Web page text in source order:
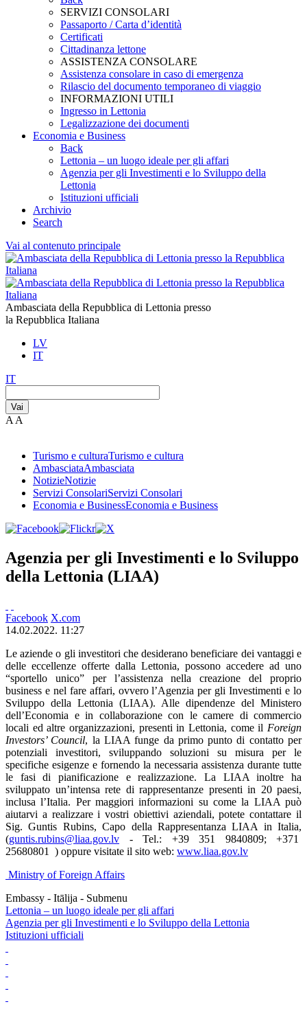
SERVIZI CONSOLARI
Passaporto / Carta d’identità
Certificati
Cittadinanza lettone
ASSISTENZA CONSOLARE
Assistenza consolare in caso di emergenza
Rilascio del documento temporaneo di viaggio
INFORMAZIONI UTILI
Ingresso in Lettonia
Legalizzazione dei documenti
Economia e Business
Back
Lettonia – un luogo ideale per gli affari
Agenzia per gli Investimenti e lo Sviluppo della
Lettonia
Istituzioni ufficiali
Archivio
Search
Vai al contenuto principale
Ambasciata della Repubblica di Lettonia presso
la Repubblica Italiana
LV
IT
IT
Vai
A A
Turismo e culturaTurismo e cultura
AmbasciataAmbasciata
NotizieNotizie
Servizi ConsolariServizi Consolari
Economia e BusinessEconomia e Business
Agenzia per gli Investimenti e lo Sviluppo
della Lettonia (LIAA)
Facebook X.com
14.02.2022. 11:27
Le aziende o gli investitori che desiderano beneficiare dei vantaggi e
delle eccellenze offerte dalla Lettonia, possono accedere ad uno
“sportello unico” per l’assistenza nella creazione del proprio
business e nel fare affari, ovvero l’Agenzia per gli Investimenti e lo
Sviluppo della Lettonia (LIAA). Alle dipendenze del Ministero
dell’Economia e in collaborazione con le camere di commercio
locali ed altre organizzazioni, presenti in Lettonia, come il Foreign
Investors’ Council, la LIAA funge da primo punto di contatto per
potenziali investitori, sviluppando soluzioni su misura per le
specifiche esigenze e fornendo la necessaria assistenza durante tutte
le fasi di pianificazione e realizzazione. La LIAA inoltre ha
sviluppato un’intensa rete di rappresentanze presenti in 20 paesi,
inclusa l’Italia. Per maggiori informazioni su come la LIAA può
aiutarvi a realizzare i vostri obiettivi aziendali, potete contattare il
Sig. Guntis Rubins, Capo della Rappresentanza LIAA in Italia,
(guntis.rubins@liaa.gov.lv - Tel.: +39 351 9840809; +371
25680801 ) oppure visitate il sito web: www.liaa.gov.lv
Ministry of Foreign Affairs
Embassy - Itālija - Submenu
Lettonia – un luogo ideale per gli affari
Agenzia per gli Investimenti e lo Sviluppo della Lettonia
Istituzioni ufficiali